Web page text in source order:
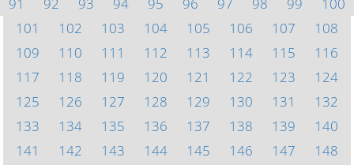
101
102 103 104 105 106 107
108
109
110 111 112 113 114 115
116
117
118 119 120 121 122 123
124
125
126 127 128 129 130 131
132
133
134 135 136 137 138 139
140
141
142 143 144 145 146 147
148